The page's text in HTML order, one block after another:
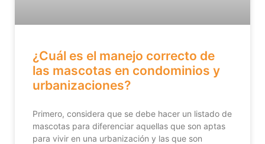
¿Cuál es el manejo correcto de
las mascotas en condominios y
urbanizaciones?
Primero, considera que se debe hacer un listado de
mascotas para diferenciar aquellas que son aptas
para vivir en una urbanización y las que son